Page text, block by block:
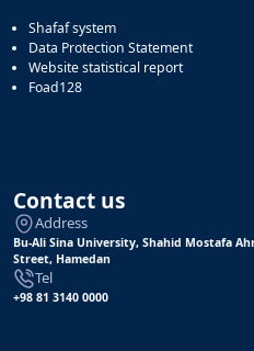
Shafaf system
Data Protection Statement
Website statistical report
Foad128
Contact us
Address
Bu-Ali Sina University, Shahid Mostafa
Street, Hamedan
Tel
+98 81 3140 0000